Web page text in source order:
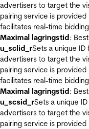
advertisers to target the
pairing service is
facilitates real-time
Maximal lagringstid:
u_sclid_rSets a unique
advertisers to target the
pairing service is
facilitates real-time
Maximal lagringstid:
u_scsid_rSets a unique
advertisers to target the
pairing service is